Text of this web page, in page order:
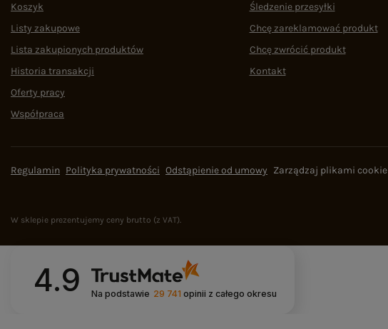
Koszyk
Listy zakupowe
Lista zakupionych produktów
Historia transakcji
Oferty pracy
Współpraca
Śledzenie przesyłki
Chcę zareklamować produkt
Chcę zwrócić produkt
Kontakt
Regulamin Polityka prywatności Odstąpienie od umowy Zarządzaj plikami cookie
W sklepie prezentujemy ceny brutto (z VAT).
4.9 Na podstawie 29 741 opinii z całego okresu